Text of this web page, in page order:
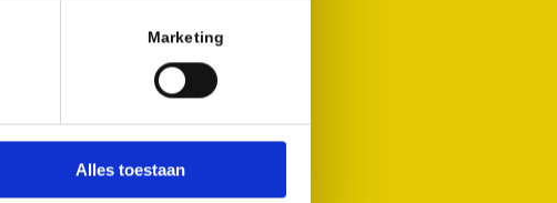
Marketing
Alles toestaan